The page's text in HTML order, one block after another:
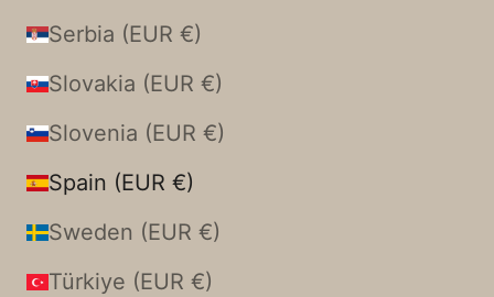
Serbia (EUR €)
Slovakia (EUR €)
Slovenia (EUR €)
Spain (EUR €)
Sweden (EUR €)
Türkiye (EUR €)